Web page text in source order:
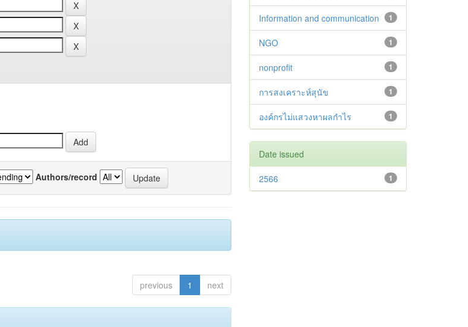
Authors/record
previous 1 next
1
Information and communication
1
NGO
1
nonprofit
1
การสงเคราะห์สุนัข
1
องค์กรไม่แสวงหาผลกำไร
Date issued
1
2566